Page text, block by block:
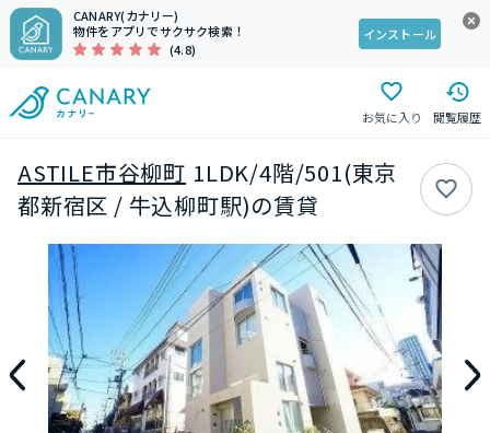
CANARY(カナリー)
物件をアプリでサクサク検索！
(4.8)
インストール
お気に入り 閲覧履歴
ASTILE市谷柳町 1LDK/4階/501(東京
都新宿区 / 牛込柳町駅)の賃貸